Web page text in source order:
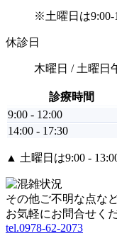
※土曜日は9:00-
休診日
木曜日 / 土曜日
診療時間
9:00 - 12:00
14:00 - 17:30
▲ 土曜日は9:00 -
その他ご不明な点な
お気軽にお問合せく
tel.0978-62-2073